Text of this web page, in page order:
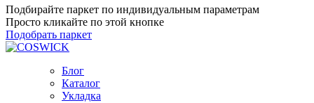
Подбирайте паркет по индивидуальным параметрам
Просто кликайте по этой кнопке
Подобрать паркет
Блог
Каталог
Укладка